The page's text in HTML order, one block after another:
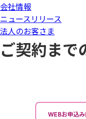
会社情報
ニュースリリース
法人のお客さま
ご契約まで
WEBお申込み